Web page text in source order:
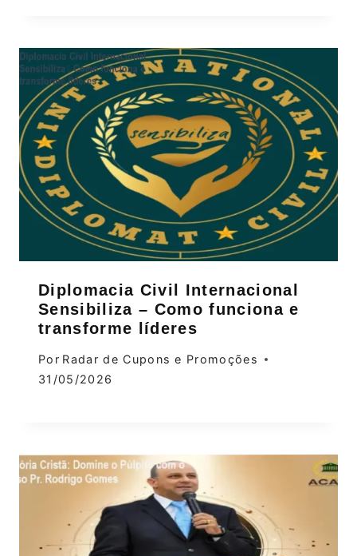
Diplomacia Civil Internacional
Sensibiliza – Como funciona e
transforme líderes
Por Radar de Cupons e Promoções
31/05/2026